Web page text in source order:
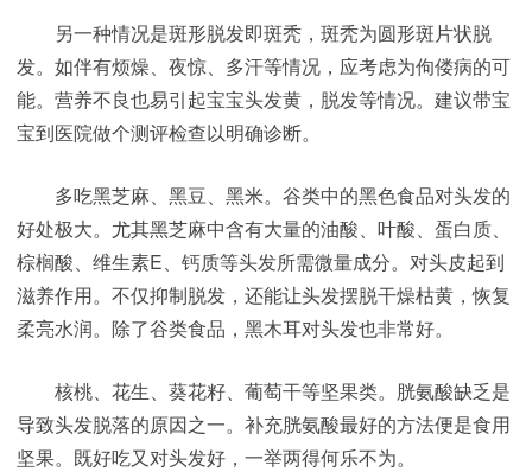
另一种情况是斑形脱发即斑秃，斑秃为圆形斑片状脱
发。如伴有烦燥、夜惊、多汗等情况，应考虑为佝偻病的可
能。营养不良也易引起宝宝头发黄，脱发等情况。建议带宝
宝到医院做个测评检查以明确诊断。
多吃黑芝麻、黑豆、黑米。谷类中的黑色食品对头发的
好处极大。尤其黑芝麻中含有大量的油酸、叶酸、蛋白质、
棕榈酸、维生素E、钙质等头发所需微量成分。对头皮起到
滋养作用。不仅抑制脱发，还能让头发摆脱干燥枯黄，恢复
柔亮水润。除了谷类食品，黑木耳对头发也非常好。
核桃、花生、葵花籽、葡萄干等坚果类。胱氨酸缺乏是
导致头发脱落的原因之一。补充胱氨酸最好的方法便是食用
坚果。既好吃又对头发好，一举两得何乐不为。